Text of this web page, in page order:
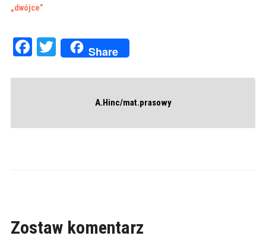
„dwójce”
Facebook
Twitter
Share
A.Hinc/mat.prasowy
Zostaw komentarz